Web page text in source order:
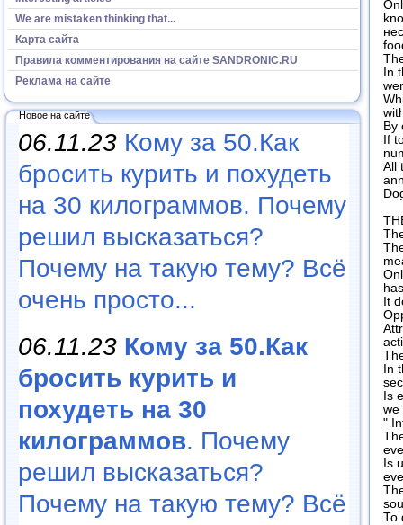
We are mistaken thinking that...
Карта сайта
Правила комментирования на сайте SANDRONIC.RU
Реклама на сайте
Новое на сайте
06.11.23 Кому за 50.Как
бросить курить и похудеть
на 30 килограммов. Почему
решил высказаться?
Почему на такую тему? Всё
очень просто...
06.11.23 Кому за 50.Как
бросить курить и
похудеть на 30
килограммов. Почему
решил высказаться?
Почему на такую тему? Всё
In
By
If
All
It
In
Is
we
"
Is
To